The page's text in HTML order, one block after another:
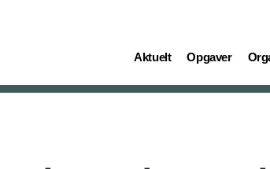
Aktuelt
(current) Opgaver
(current)